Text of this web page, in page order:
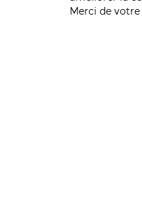
Merci de